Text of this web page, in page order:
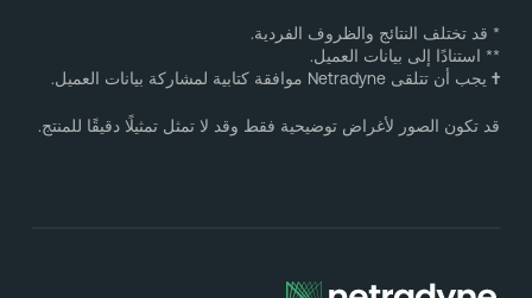
قد تختلف النتائج والظروف الفردية.
استنادًا إلى بيانات العميل.
يجب أن تتلقى Netradyne موافقة كتابية لمشاركة بيانات العميل.
تكون الصور لأغراض توضيحية فقط وقد لا تمثل تمثيلًا دقيقًا للمنتج.